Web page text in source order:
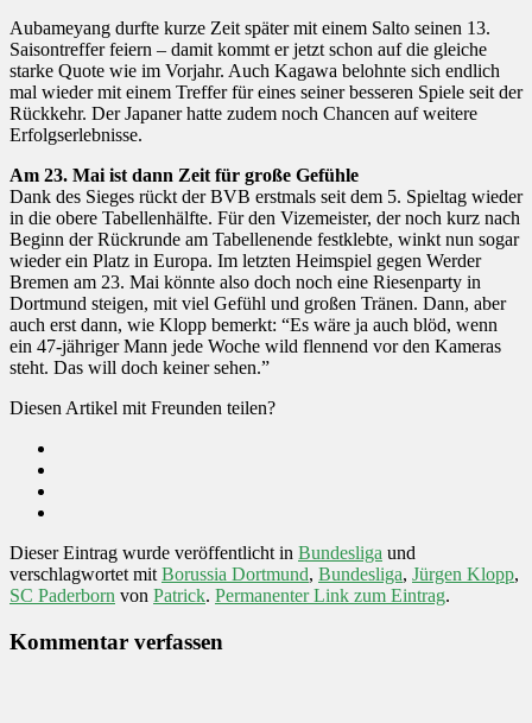
Aubameyang durfte kurze Zeit später mit einem Salto seinen 13.
Saisontreffer feiern – damit kommt er jetzt schon auf die gleiche
starke Quote wie im Vorjahr. Auch Kagawa belohnte sich endlich
mal wieder mit einem Treffer für eines seiner besseren Spiele seit der
Rückkehr. Der Japaner hatte zudem noch Chancen auf weitere
Erfolgserlebnisse.
Am 23. Mai ist dann Zeit für große Gefühle
Dank des Sieges rückt der BVB erstmals seit dem 5. Spieltag wieder
in die obere Tabellenhälfte. Für den Vizemeister, der noch kurz nach
Beginn der Rückrunde am Tabellenende festklebte, winkt nun sogar
wieder ein Platz in Europa. Im letzten Heimspiel gegen Werder
Bremen am 23. Mai könnte also doch noch eine Riesenparty in
Dortmund steigen, mit viel Gefühl und großen Tränen. Dann, aber
auch erst dann, wie Klopp bemerkt: “Es wäre ja auch blöd, wenn
ein 47-jähriger Mann jede Woche wild flennend vor den Kameras
steht. Das will doch keiner sehen.”
Diesen Artikel mit Freunden teilen?
Dieser Eintrag wurde veröffentlicht in Bundesliga und
verschlagwortet mitBorussia Dortmund, Bundesliga, Jürgen Klopp,
SC Paderborn von Patrick. Permanenter Link zum Eintrag.
Kommentar verfassen